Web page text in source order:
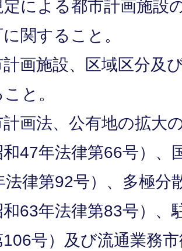
定による都市計画施設
関すること。
画施設、区域区分及
と。
画法、公有地の拡大
和47年法律第66号）
法律第92号）、多極分
和63年法律第83号）
号）及び流通業務